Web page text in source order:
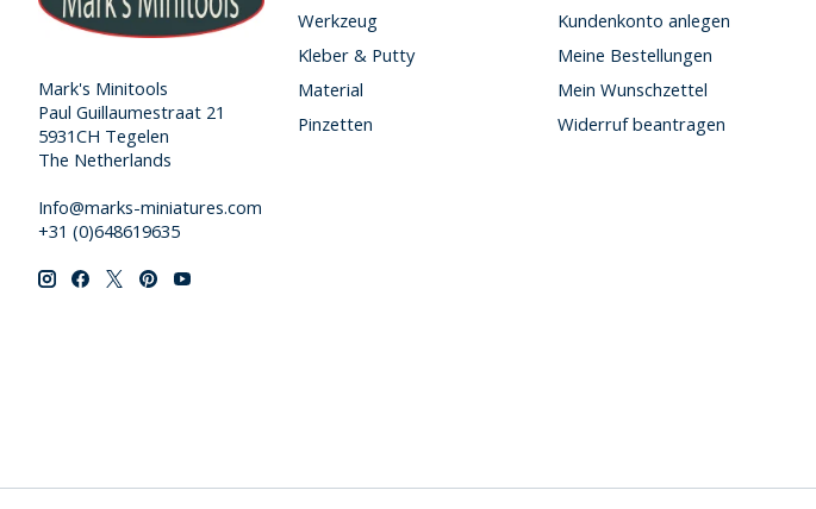
Mark's Minitools
Paul Guillaumestraat 21
5931CH Tegelen
The Netherlands
Info@marks-miniatures.com
+31 (0)648619635
Werkzeug
Kleber & Putty
Material
Pinzetten
Kundenkonto anlegen
Meine Bestellungen
Mein Wunschzettel
Widerruf beantragen